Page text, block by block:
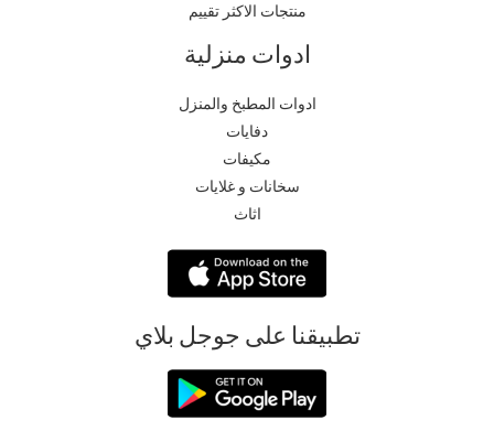
منتجات الاكثر تقييم
ادوات منزلية
ادوات المطبخ والمنزل
دفايات
مكيفات
سخانات و غلايات
اثاث
تطبيقنا على جوجل بلاي